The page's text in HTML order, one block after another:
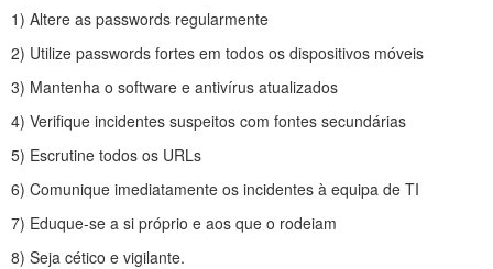
1) Altere as passwords regularmente
2) Utilize passwords fortes em todos os dispositivos móveis
3) Mantenha o software e antivírus atualizados
4) Verifique incidentes suspeitos com fontes secundárias
5) Escrutine todos os URLs
6) Comunique imediatamente os incidentes à equipa de TI
7) Eduque-se a si próprio e aos que o rodeiam
8) Seja cético e vigilante.